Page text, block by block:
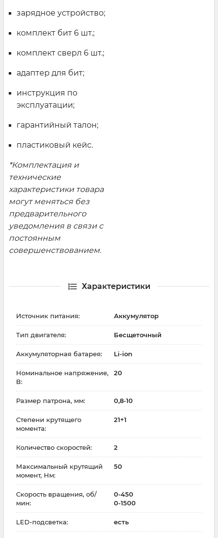
зарядное устройство;
комплект бит 6 шт.;
комплект сверл 6 шт.;
адаптер для бит;
инструкция по
эксплуатации;
гарантийный талон;
пластиковый кейс.
*Комплектация и
технические
характеристики товара
могут меняться без
предварительного
уведомления в связи с
постоянным
совершенствованием.
Характеристики
Источник питания: Аккумулятор
Тип двигателя: Бесщеточный
Аккумуляторная батарея: Li-ion
Номинальное напряжение,
В:
20
Размер патрона, мм: 0,8-10
Степени крутящего
момента:
21+1
Количество скоростей: 2
Максимальный крутящий
момент, Нм:
50
Скорость вращения, об/
мин:
0-450
0-1500
LED-подсветка: есть